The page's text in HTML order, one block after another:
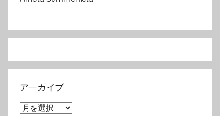
アーカイブ
ア